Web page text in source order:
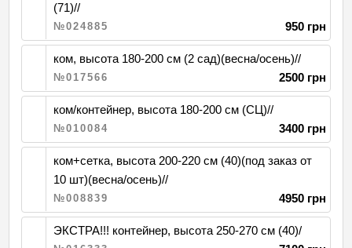
(71)//
№024885 950 грн
ком, высота 180-200 см (2 сад)(весна/осень)//
№017566 2500 грн
ком/контейнер, высота 180-200 см (СЦ)//
№010084 3400 грн
ком+сетка, высота 200-220 см (40)(под заказ от
10 шт)(весна/осень)//
№008839 4950 грн
ЭКСТРА!!! контейнер, высота 250-270 см (40)/